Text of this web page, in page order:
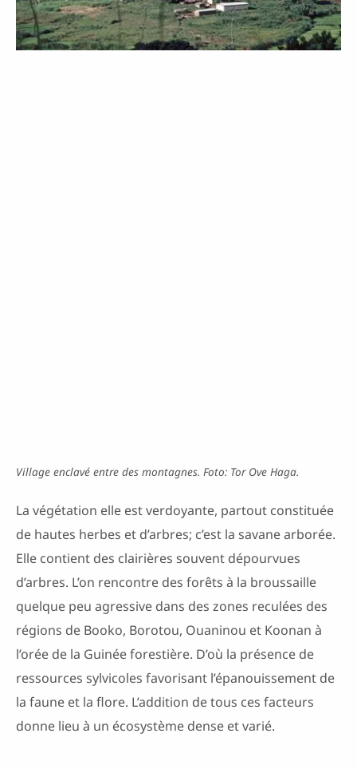
Village enclavé entre des montagnes. Foto: Tor Ove Haga.
La végétation elle est verdoyante, partout constituée
de hautes herbes et d’arbres; c’est la savane arborée.
Elle contient des clairières souvent dépourvues
d’arbres. L’on rencontre des forêts à la broussaille
quelque peu agressive dans des zones reculées des
régions de Booko, Borotou, Ouaninou et Koonan à
l’orée de la Guinée forestière. D’où la présence de
ressources sylvicoles favorisant l’épanouissement de
la faune et la flore. L’addition de tous ces facteurs
donne lieu à un écosystème dense et varié.